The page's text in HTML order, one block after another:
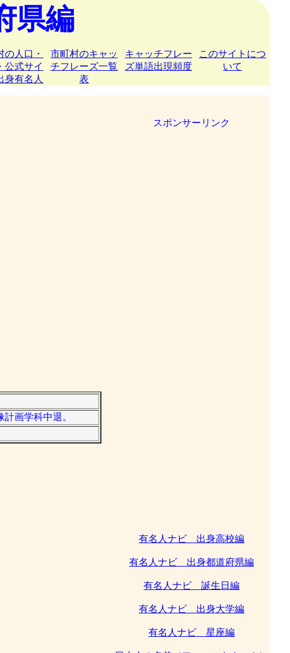
県編
の人口・
公式サイ
身有名人
市町村のキャッ
チフレーズ一覧
表
キャッチフレー
ズ単語出現頻度
このサイトにつ
いて
画学科中退。
スポンサーリンク
有名人ナビ 出身高校編
有名人ナビ 出身都道府県編
有名人ナビ 誕生日編
有名人ナビ 出身大学編
有名人ナビ 星座編